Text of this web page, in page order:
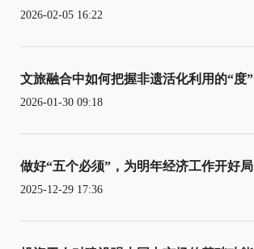
2026-02-05 16:22
文旅融合中如何把握非遗活化利用的“度”
2026-01-30 09:18
做好“五个必须”，为明年经济工作开好局
2025-12-29 17:36